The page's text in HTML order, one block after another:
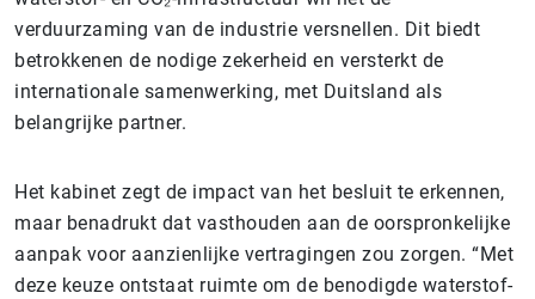
verduurzaming van de industrie versnellen. Dit biedt
betrokkenen de nodige zekerheid en versterkt de
internationale samenwerking, met Duitsland als
belangrijke partner.
Het kabinet zegt de impact van het besluit te erkennen,
maar benadrukt dat vasthouden aan de oorspronkelijke
aanpak voor aanzienlijke vertragingen zou zorgen. “Met
deze keuze ontstaat ruimte om de benodigde waterstof-